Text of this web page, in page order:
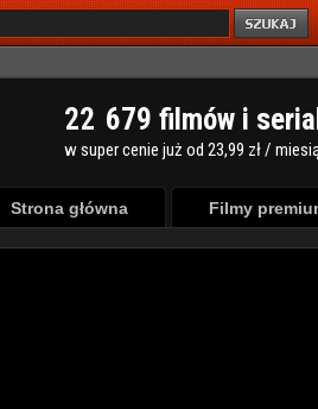
22 679 filmów i
w super cenie już od 23,99 zł /
Strona główna Filmy